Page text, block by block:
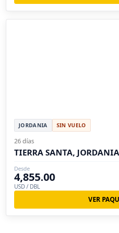
JORDANIA SIN VUELO
26 días
TIERRA SANTA,
Desde
4,855.00
USD / DBL
VER